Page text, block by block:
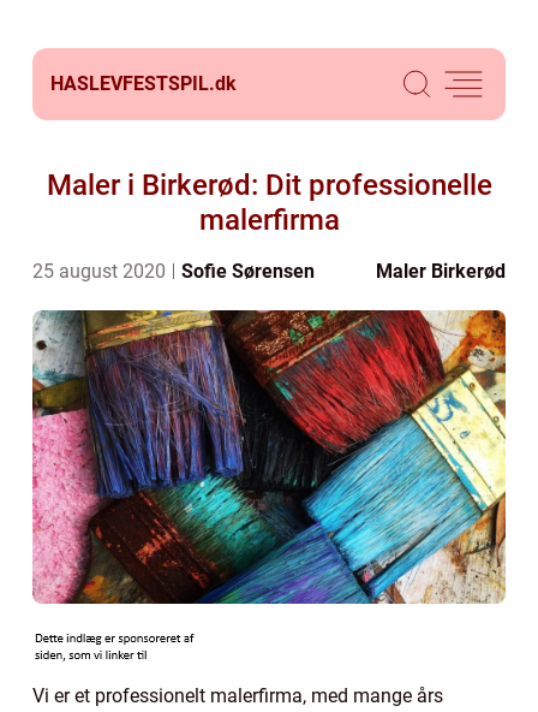
HASLEVFESTSPIL.dk
Maler i Birkerød: Dit professionelle
malerfirma
25 august 2020 Sofie Sørensen Maler Birkerød
Vi er et professionelt malerfirma, med mange års